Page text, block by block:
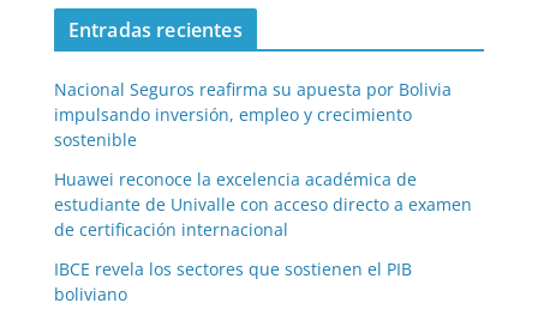
Entradas recientes
Nacional Seguros reafirma su apuesta por Bolivia
impulsando inversión, empleo y crecimiento
sostenible
Huawei reconoce la excelencia académica de
estudiante de Univalle con acceso directo a examen
de certificación internacional
IBCE revela los sectores que sostienen el PIB
boliviano